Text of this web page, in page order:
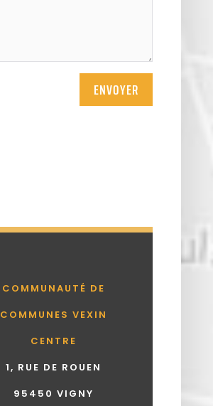
ENVOYER
COMMUNAUTÉ DE
COMMUNES VEXIN
CENTRE
1, RUE DE ROUEN
95450 VIGNY